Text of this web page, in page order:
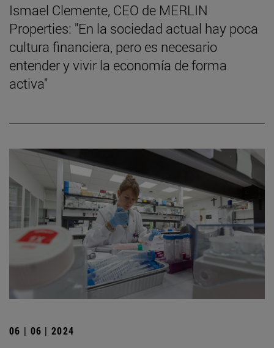
Ismael Clemente, CEO de MERLIN
Properties: "En la sociedad actual hay poca
cultura financiera, pero es necesario
entender y vivir la economía de forma
activa"
06 | 06 | 2024